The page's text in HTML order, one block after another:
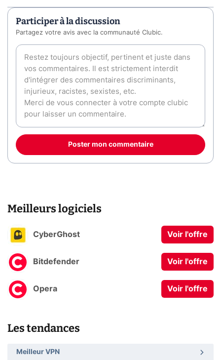
Participer à la discussion
Partagez votre avis avec la communauté Clubic.
Poster mon commentaire
Meilleurs logiciels
CyberGhost Voir l'offre
Bitdefender Voir l'offre
Opera Voir l'offre
Les tendances
Meilleur VPN